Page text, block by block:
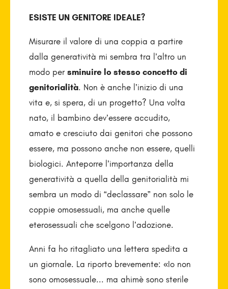
ESISTE UN GENITORE IDEALE?
Misurare il valore di una coppia a partire
dalla generatività mi sembra tra l’altro un
modo per sminuire lo stesso concetto di
genitorialità. Non è anche l’inizio di una
vita e, si spera, di un progetto? Una volta
nato, il bambino dev’essere accudito,
amato e cresciuto dai genitori che possono
essere, ma possono anche non essere, quelli
biologici. Anteporre l’importanza della
generatività a quella della genitorialità mi
sembra un modo di “declassare” non solo le
coppie omosessuali, ma anche quelle
eterosessuali che scelgono l’adozione.
Anni fa ho ritagliato una lettera spedita a
un giornale. La riporto brevemente: «Io non
sono omosessuale... ma ahimè sono sterile